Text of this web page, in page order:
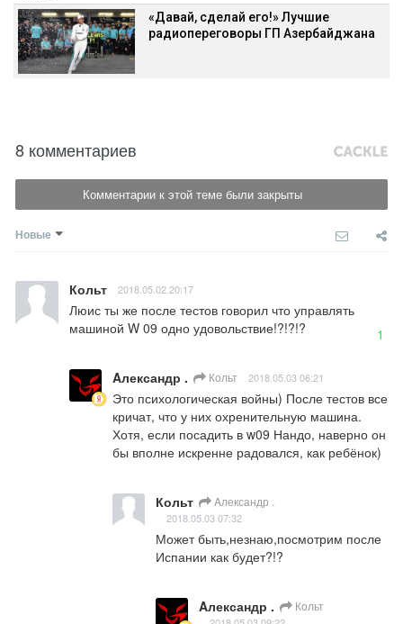
«Давай, сделай его!» Лучшие
радиопереговоры ГП Азербайджана
8 комментариев
Комментарии к этой теме были закрыты
Новые
Кольт 2018.05.02 20:17
Люис ты же после тестов говорил что управлять
машиной W 09 одно удовольствие!?!?!?
1
Aлександр . Кольт 2018.05.03 06:21
Это психологическая войны) После тестов все
кричат, что у них охренительную машина.
Хотя, если посадить в w09 Нандо, наверно он
бы вполне искренне радовался, как ребёнок)
Кольт Aлександр .
2018.05.03 07:32
Может быть,незнаю,посмотрим после
Испании как будет?!?
Aлександр . Кольт